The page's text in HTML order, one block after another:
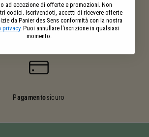
Pagamentosicuro
ad eccezione di offerte e promozioni. Non
codici. Iscrivendoti, accetti di ricevere offerte
da Panier des Sens conformità con la nostra
privacy. Puoi annullare l'iscrizione in qualsiasi
momento.